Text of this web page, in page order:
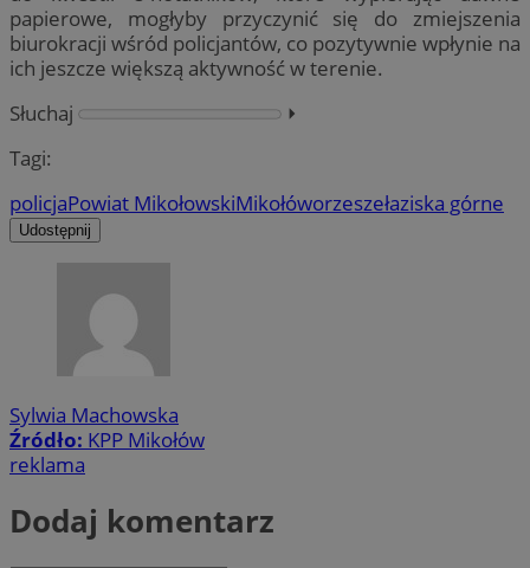
papierowe, mogłyby przyczynić się do zmiejszenia
biurokracji wśród policjantów, co pozytywnie wpłynie na
ich jeszcze większą aktywność w terenie.
Słuchaj
⏵︎
Tagi:
policjaPowiat MikołowskiMikołóworzeszełaziska górne
Udostępnij
Sylwia Machowska
Źródło: KPP Mikołów
reklama
Dodaj komentarz